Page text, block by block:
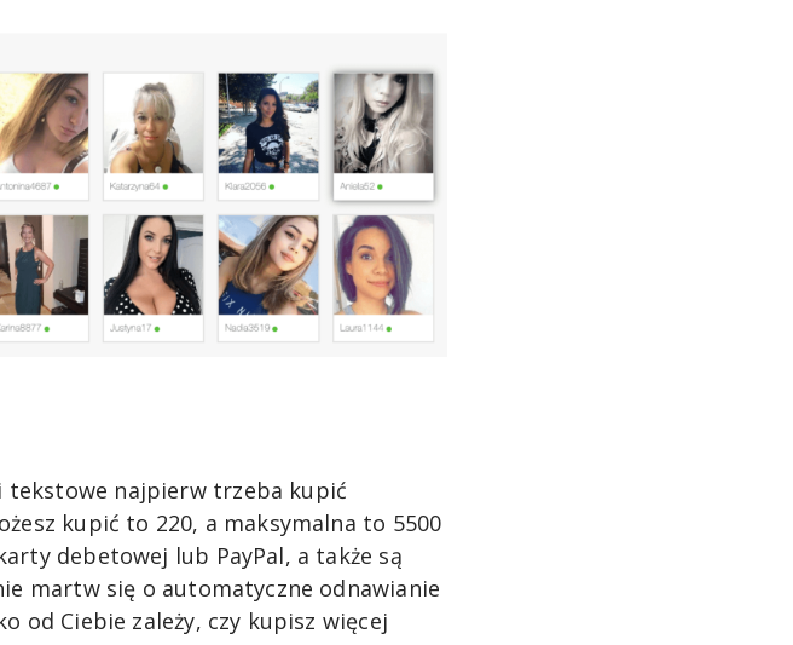
tekstowe najpierw trzeba kupić
kupić to 220, a maksymalna to 5500
debetowej lub PayPal, a także są
martw się o automatyczne odnawianie
od Ciebie zależy, czy kupisz więcej